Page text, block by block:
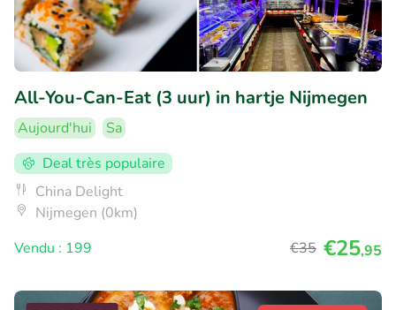
All-You-Can-Eat (3 uur) in hartje Nijmegen
Aujourd'hui
Sa
Deal très populaire
China Delight
Nijmegen (0km)
Vendu : 199
€35 €25,95